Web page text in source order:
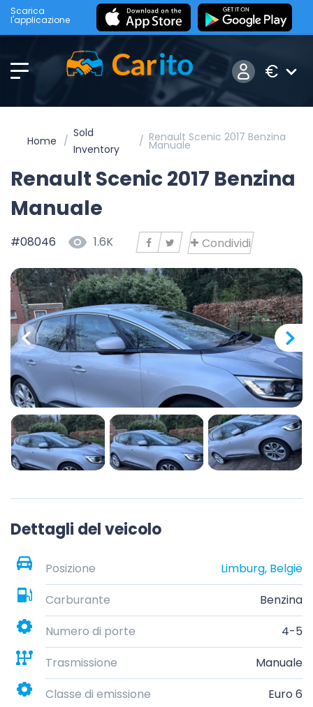
Scarica
l'applicazione
€
Home
Sold
Inventory
Renault Scenic 2017 Benzina
Manuale
Renault Scenic 2017 Benzina
Manuale
#08046 1.6K Condividi
Dettagli del veicolo
Posizione
Limburg, België
Carburante
Benzina
Numero di porte
4-5
Trasmissione
Manuale
Classe di emissione
Euro 6